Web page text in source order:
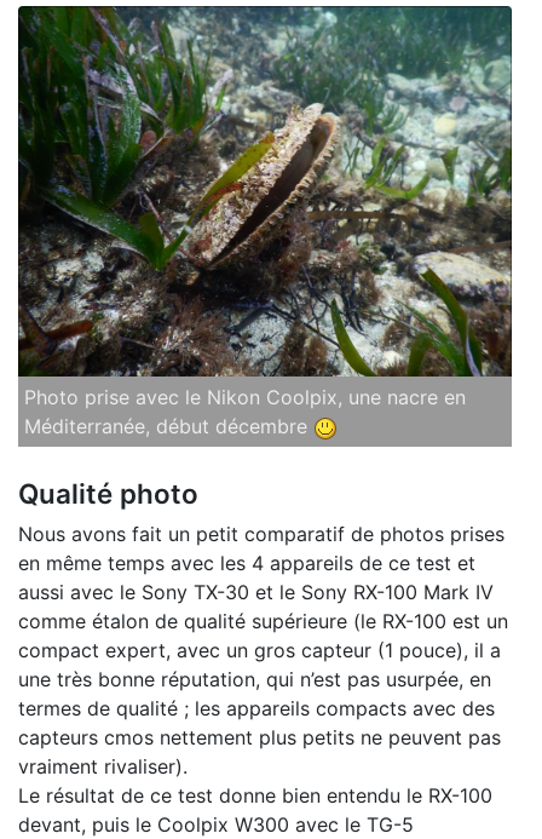
Photo prise avec le Nikon Coolpix, une nacre en
Méditerranée, début décembre
Qualité photo
Nous avons fait un petit comparatif de photos prises
en même temps avec les 4 appareils de ce test et
aussi avec le Sony TX-30 et le Sony RX-100 Mark IV
comme étalon de qualité supérieure (le RX-100 est un
compact expert, avec un gros capteur (1 pouce), il a
une très bonne réputation, qui n’est pas usurpée, en
termes de qualité ; les appareils compacts avec des
capteurs cmos nettement plus petits ne peuvent pas
vraiment rivaliser).
Le résultat de ce test donne bien entendu le RX-100
devant, puis le Coolpix W300 avec le TG-5